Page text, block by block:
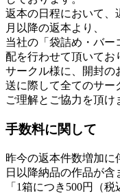
返本の日程において、
月以降の返本より、
当社の「袋詰め・バ
配を行わせて頂いてお
サークル様に、開封の
送に際して全てのサー
ご理解とご協力を頂け
手数料に関して
昨今の返本件数増加に
日以降納品の作品が含
「1箱につき500円（